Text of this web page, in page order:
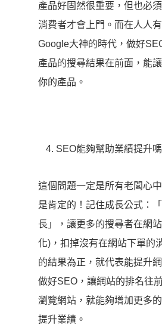
產品好固然很重要，但也必
消費者才會上門。而在人人
Google大神的時代，做好
產品的搜尋結果在前面，能
你的產品。
SEO能夠幫助業績提升嗎
這個問題一定是所有老闆心
是肯定的！記住成長公式：
長 」，讓更多的搜尋者在網
化)，扣掉沒有在網站下單的
的結果為正，就代表能提升
做好SEO，讓網站的排名往
瀏覽網站，就能夠增加更多
提升業績。